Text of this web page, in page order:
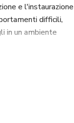
e l'instaurazione
difficili,
in un ambiente